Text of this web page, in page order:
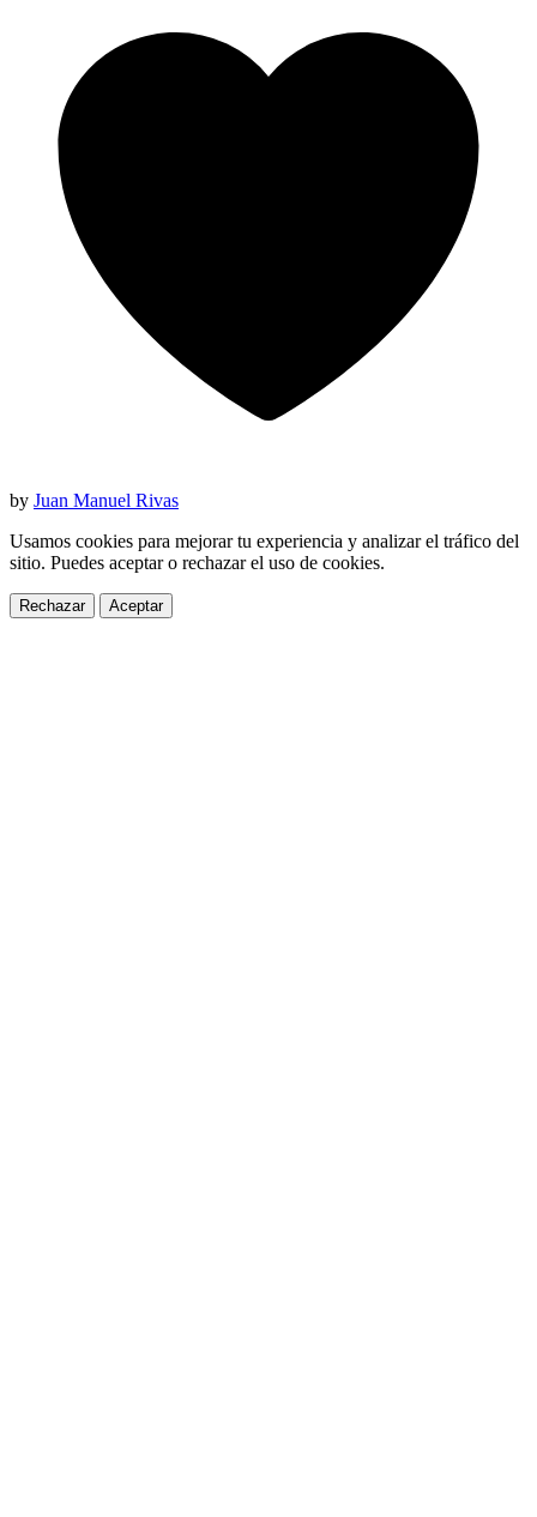
by Juan Manuel Rivas
Usamos cookies para mejorar tu experiencia y analizar el tráfico del
sitio. Puedes aceptar o rechazar el uso de cookies.
Rechazar Aceptar